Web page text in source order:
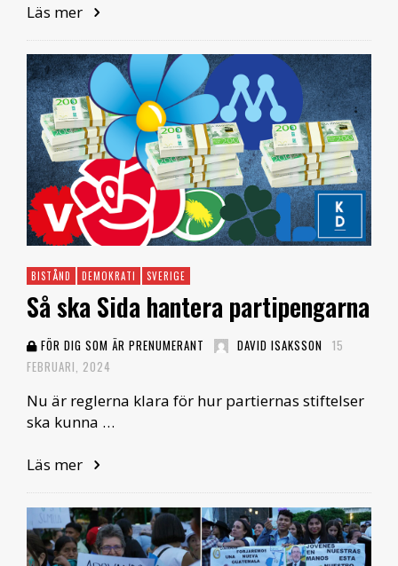
Läs mer
BISTÅND DEMOKRATI SVERIGE
Så ska Sida hantera partipengarna
FÖR DIG SOM ÄR PRENUMERANT DAVID ISAKSSON 15
FEBRUARI, 2024
Nu är reglerna klara för hur partiernas stiftelser
ska kunna …
Läs mer